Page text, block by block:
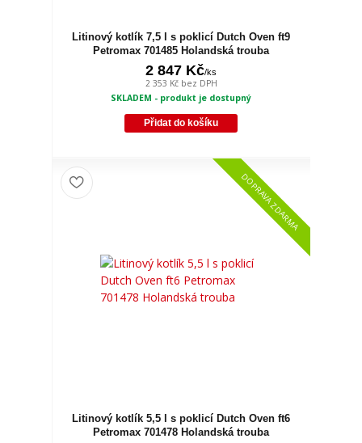
Litinový kotlík 7,5 l s poklicí Dutch Oven ft9
Petromax 701485 Holandská trouba
2 847 Kč/ks
2 353 Kč bez DPH
SKLADEM - produkt je dostupný
Přidat do košíku
DOPRAVA ZDARMA
Litinový kotlík 5,5 l s poklicí Dutch Oven ft6
Petromax 701478 Holandská trouba